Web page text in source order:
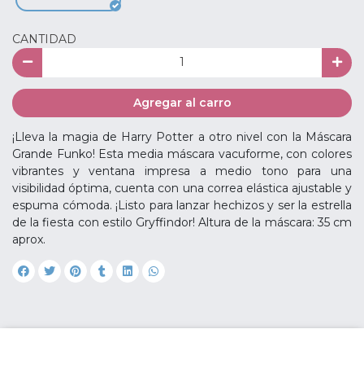
CANTIDAD
Agregar al carro
¡Lleva la magia de Harry Potter a otro nivel con la Máscara
Grande Funko! Esta media máscara vacuforme, con colores
vibrantes y ventana impresa a medio tono para una
visibilidad óptima, cuenta con una correa elástica ajustable y
espuma cómoda. ¡Listo para lanzar hechizos y ser la estrella
de la fiesta con estilo Gryffindor! Altura de la máscara: 35 cm
aprox.